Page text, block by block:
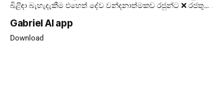
බිළිඳා බැහැදැකීම එහෙත් දේව වන්දනාත්මකව රජුන්ට ❌ රජතුන්
Gabriel AI app
Download